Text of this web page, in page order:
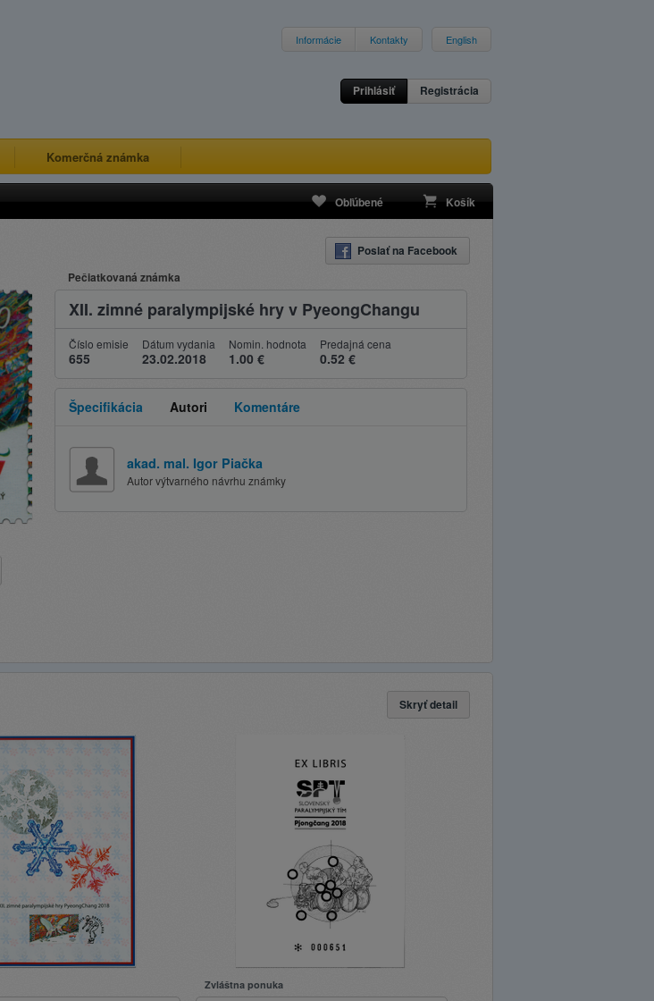
Informácie Kontakty English
Prihlásiť Registrácia
Komerčná známka
Obľúbené Košík
Poslať na Facebook
Pečiatkovaná známka
XII. zimné paralympijské hry v PyeongChangu
Číslo emisie
655
Dátum vydania
23.02.2018
Nomin. hodnota
1.00 €
Predajná cena
0.52 €
Špecifikácia Autori Komentáre
akad. mal. Igor Piačka
Autor výtvarného návrhu známky
Skryť detail
Zvláštna ponuka